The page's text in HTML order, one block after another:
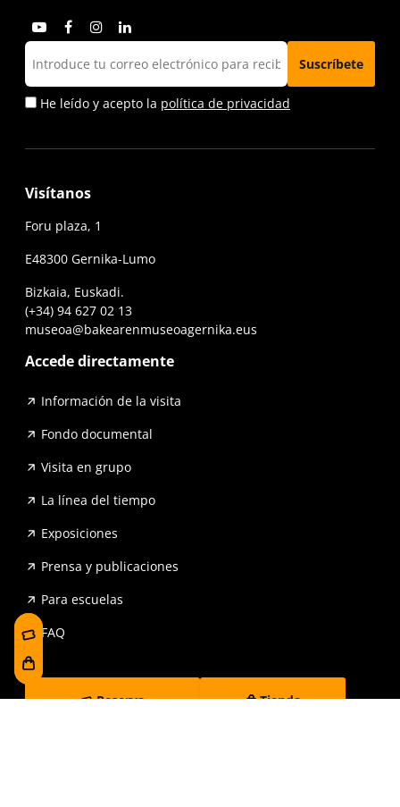
He leído y acepto la política de privacidad
Visítanos
Foru plaza, 1
E48300 Gernika-Lumo
Bizkaia, Euskadi.
(+34) 94 627 02 13
museoa@bakearenmuseoagernika.eus
Accede directamente
Información de la visita
Fondo documental
Visita en grupo
La línea del tiempo
Exposiciones
Prensa y publicaciones
Para escuelas
FAQ
Reserva Tienda